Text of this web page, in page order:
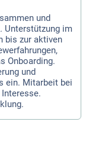
und
Unterstützung im
bis zur aktiven
Onboarding.
und
ein. Mitarbeit bei